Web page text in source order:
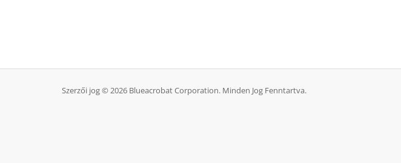
Szerzői jog © 2026 Blueacrobat Corporation. Minden Jog Fenntartva.